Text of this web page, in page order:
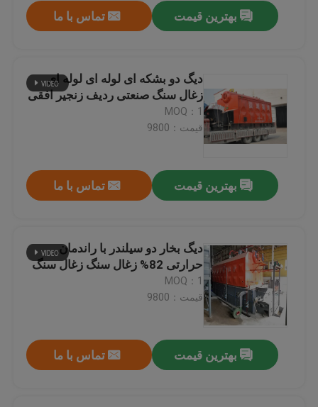
بهترین قیمت تماس با ما
دیگ دو بشکه ای لوله ای لوله ای
زغال سنگ صنعتی ردیف زنجیر افقی
MOQ：1
قیمت：9800
بهترین قیمت تماس با ما
دیگ بخار دو سیلندر با راندمان
حرارتی 82% زغال سنگ زغال سنگ
MOQ：1
قیمت：9800
بهترین قیمت تماس با ما